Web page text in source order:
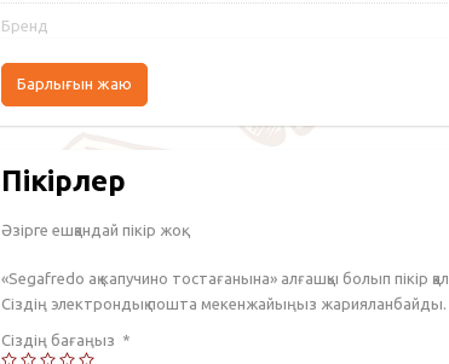
Бренд
Барлығын жаю
Пікірлер
Әзірге ешқандай пікір жоқ.
«Segafredo ақ капучино тостағанына» алғашқы болып пікір
Сіздің электрондық пошта мекенжайыңыз жарияланбайды.
Сіздің бағаңыз *